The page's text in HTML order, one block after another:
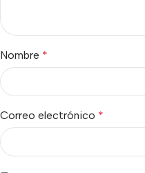
Nombre *
Correo electrónico *